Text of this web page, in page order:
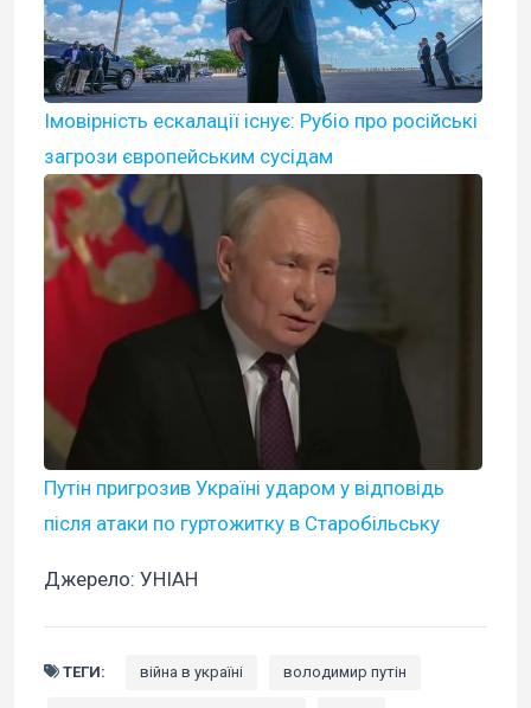
Імовірність ескалації існує: Рубіо про російські
загрози європейським сусідам
Путін пригрозив Україні ударом у відповідь
після атаки по гуртожитку в Старобільську
Джерело: УНІАН
ТЕГИ: війна в україні володимир путін